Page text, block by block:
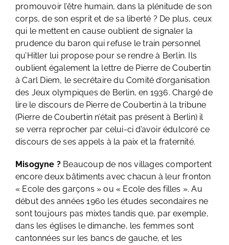
promouvoir l’être humain, dans la plénitude de son
corps, de son esprit et de sa liberté ? De plus, ceux
qui le mettent en cause oublient de signaler la
prudence du baron qui refuse le train personnel
qu’Hitler lui propose pour se rendre à Berlin. Ils
oublient également la lettre de Pierre de Coubertin
à Carl Diem, le secrétaire du Comité d’organisation
des Jeux olympiques de Berlin, en 1936. Chargé de
lire le discours de Pierre de Coubertin à la tribune
(Pierre de Coubertin n’était pas présent à Berlin) il
se verra reprocher par celui-ci d’avoir édulcoré ce
discours de ses appels à la paix et la fraternité.
Misogyne ?Beaucoup de nos villages comportent
encore deux bâtiments avec chacun à leur fronton
« Ecole des garçons » ou « Ecole des filles ». Au
début des années 1960 les études secondaires ne
sont toujours pas mixtes tandis que, par exemple,
dans les églises le dimanche, les femmes sont
cantonnées sur les bancs de gauche, et les